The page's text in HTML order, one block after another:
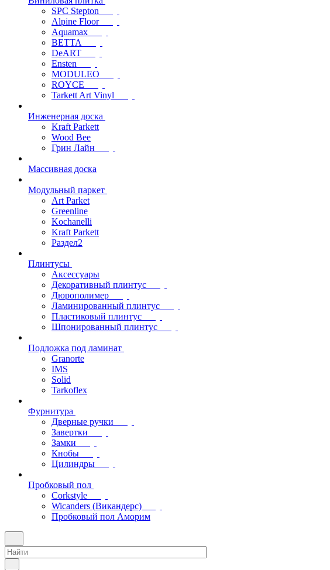
SPC Stepton
Alpine Floor
Aquamax
BETTA
DeART
Ensten
MODULEO
ROYCE
Tarkett Art Vinyl
Инженерная доска
Kraft Parkett
Wood Bee
Грин Лайн
Массивная доска
Модульный паркет
Art Parket
Greenline
Kochanelli
Kraft Parkett
Раздел2
Плинтусы
Аксессуары
Декоративный плинтус
Дюрополимер
Ламинированный плинтус
Пластиковый плинтус
Шпонированный плинтус
Подложка под ламинат
Granorte
IMS
Solid
Tarkoflex
Фурнитура
Дверные ручки
Завертки
Замки
Кнобы
Цилиндры
Пробковый пол
Corkstyle
Wicanders (Викандерс)
Пробковый пол Аморим